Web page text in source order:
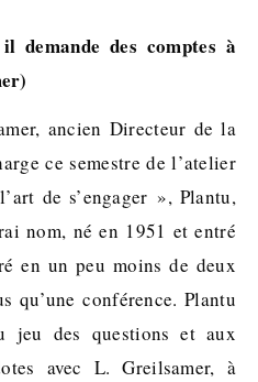
demande des comptes à
ancien Directeur de la
ce semestre de l’atelier
de s’engager », Plantu,
nom, né en 1951 et entré
en un peu moins de deux
qu’une conférence. Plantu
jeu des questions et aux
avec L. Greilsamer, à